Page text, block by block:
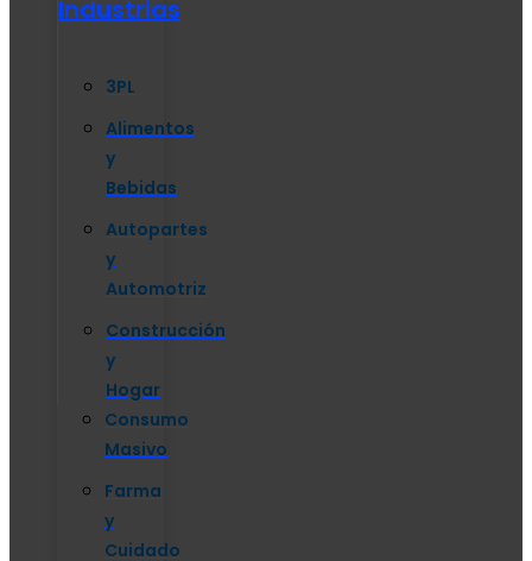
Industrias
3PL
Alimentos
y
Bebidas
Autopartes
y
Automotriz
Construcción
y
Hogar
Consumo
Masivo
Farma
y
Cuidado